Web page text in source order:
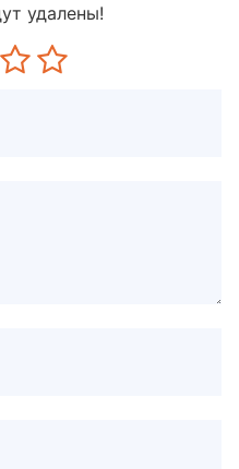
удалены!